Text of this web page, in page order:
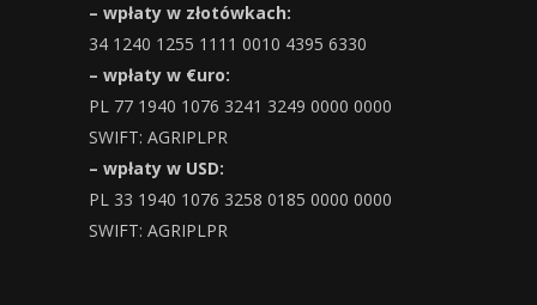
– wpłaty w złotówkach:
34 1240 1255 1111 0010 4395 6330
– wpłaty w €uro:
PL 77 1940 1076 3241 3249 0000 0000
SWIFT: AGRIPLPR
– wpłaty w USD:
PL 33 1940 1076 3258 0185 0000 0000
SWIFT: AGRIPLPR